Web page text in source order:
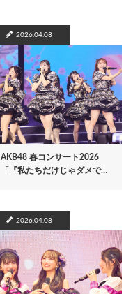
2026.04.08
AKB48 春コンサート2026
「『私たちだけじゃダメで…
2026.04.08